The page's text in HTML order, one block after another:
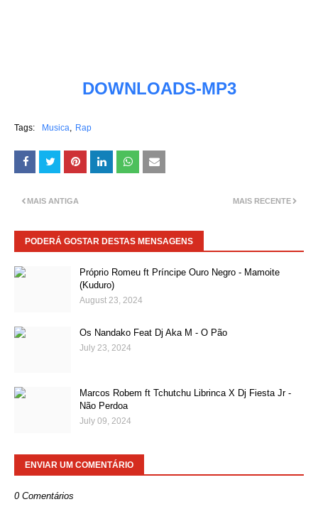
DOWNLOADS-MP3
Tags: Musica Rap
MAIS RECENTE
MAIS ANTIGA
PODERÁ GOSTAR DESTAS MENSAGENS
Próprio Romeu ft Príncipe Ouro Negro - Mamoite
(Kuduro)
August 23, 2024
Os Nandako Feat Dj Aka M - O Pão
July 23, 2024
Marcos Robem ft Tchutchu Librinca X Dj Fiesta Jr -
Não Perdoa
July 09, 2024
ENVIAR UM COMENTÁRIO
0 Comentários